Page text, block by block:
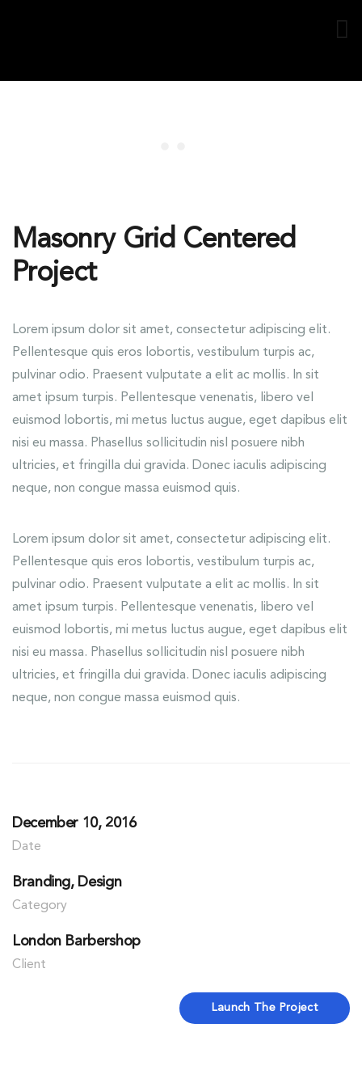
Masonry Grid Centered
Project
Lorem ipsum dolor sit amet, consectetur adipiscing elit.
Pellentesque quis eros lobortis, vestibulum turpis ac,
pulvinar odio. Praesent vulputate a elit ac mollis. In sit
amet ipsum turpis. Pellentesque venenatis, libero vel
euismod lobortis, mi metus luctus augue, eget dapibus elit
nisi eu massa. Phasellus sollicitudin nisl posuere nibh
ultricies, et fringilla dui gravida. Donec iaculis adipiscing
neque, non congue massa euismod quis.
Lorem ipsum dolor sit amet, consectetur adipiscing elit.
Pellentesque quis eros lobortis, vestibulum turpis ac,
pulvinar odio. Praesent vulputate a elit ac mollis. In sit
amet ipsum turpis. Pellentesque venenatis, libero vel
euismod lobortis, mi metus luctus augue, eget dapibus elit
nisi eu massa. Phasellus sollicitudin nisl posuere nibh
ultricies, et fringilla dui gravida. Donec iaculis adipiscing
neque, non congue massa euismod quis.
December 10, 2016
Date
Branding, Design
Category
London Barbershop
Client
Launch The Project